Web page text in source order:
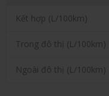
Kết hợp (L/100km)
Trong đô thị (L/100km)
Ngoài đô thị (L/100km)